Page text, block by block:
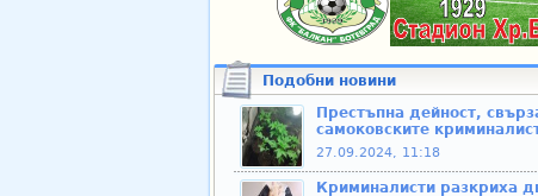
Подобни новини
Престъпна дейност,
самоковските
27.09.2024, 11:18
Криминалисти разкриха